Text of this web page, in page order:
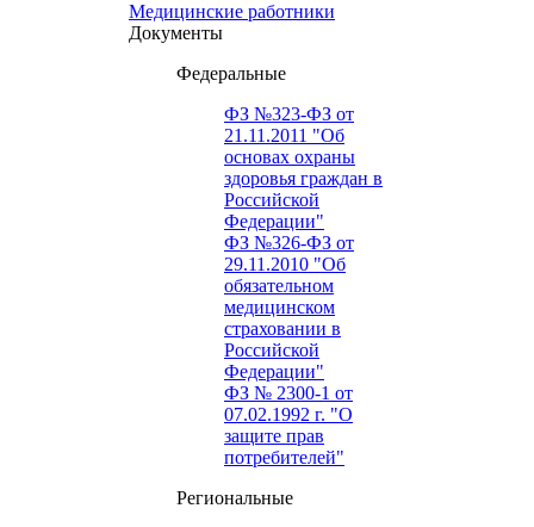
Медицинские работники
Документы
Федеральные
ФЗ №323-ФЗ от
21.11.2011 "Об
основах охраны
здоровья граждан в
Российской
Федерации"
ФЗ №326-ФЗ от
29.11.2010 "Об
обязательном
медицинском
страховании в
Российской
Федерации"
ФЗ № 2300-1 от
07.02.1992 г. "О
защите прав
потребителей"
Региональные